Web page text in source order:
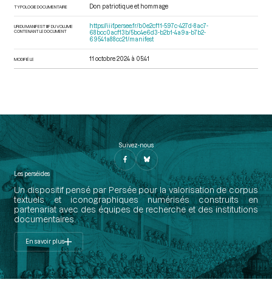
TYPOLOGIE DOCUMENTAIRE Don patriotique et hommage
URI DU MANIFEST IIIF DU VOLUME
CONTENANT LE DOCUMENT
https://iiif.persee.fr/b0e2cf11-597c-427d-8ac7-
68bcc0acf13b/5bc4e6d3-b2b1-4a9a-b7b2-
69541a88cc21/manifest
MODIFIÉ LE 11 octobre 2024 à 05:41
Suivez-nous
Les perséides
Un dispositif pensé par Persée pour la valorisation de corpus
textuels et iconographiques numérisés construits en
partenariat avec des équipes de recherche et des institutions
documentaires.
En savoir plus